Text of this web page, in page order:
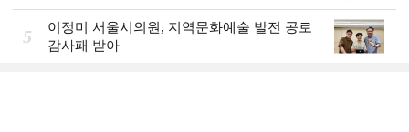
5
이정미 서울시의원, 지역문화예술 발전 공로
감사패 받아